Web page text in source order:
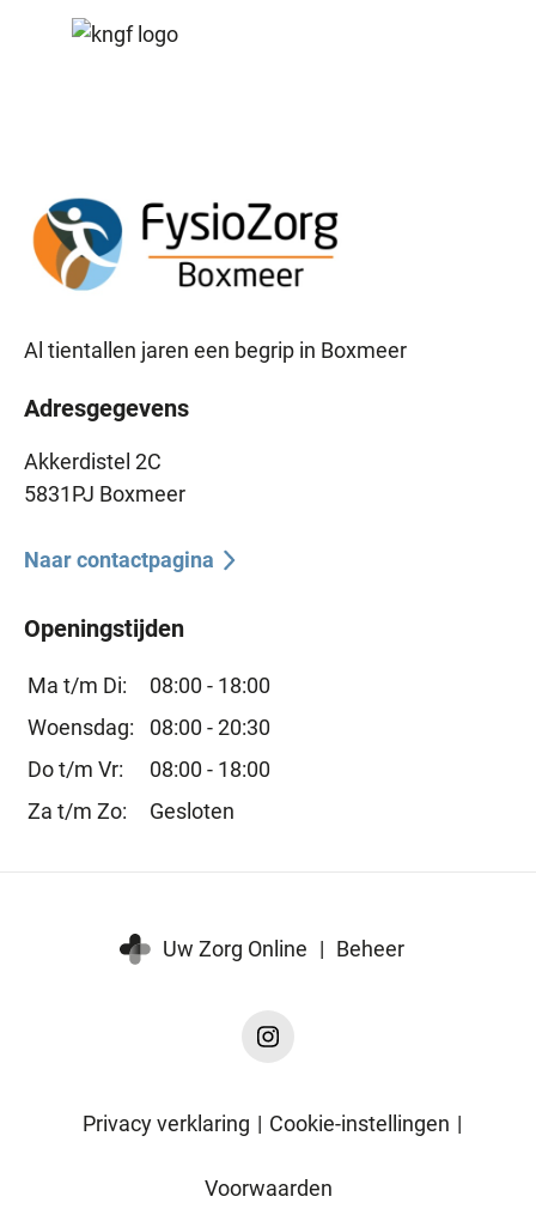
Al tientallen jaren een begrip in Boxmeer
Adresgegevens
Akkerdistel 2C
5831PJ Boxmeer
Naar contactpagina
Openingstijden
Ma t/m Di:
08:00 - 18:00
Woensdag:
08:00 - 20:30
Do t/m Vr:
08:00 - 18:00
Za t/m Zo:
Gesloten
Uw Zorg Online | Beheer
Instagram
Privacy verklaring | Cookie-instellingen |
Voorwaarden